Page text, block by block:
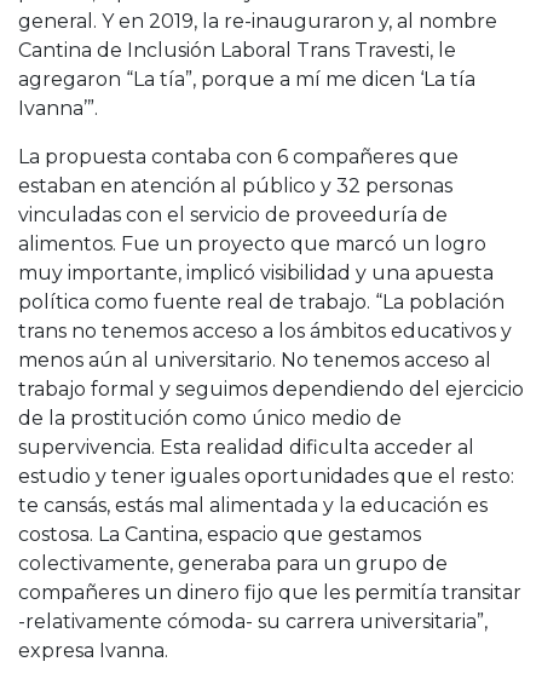
general. Y en 2019, la re-inauguraron y, al nombre
Cantina de Inclusión Laboral Trans Travesti, le
agregaron “La tía”, porque a mí me dicen ‘La tía
Ivanna’”.
La propuesta contaba con 6 compañeres que
estaban en atención al público y 32 personas
vinculadas con el servicio de proveeduría de
alimentos. Fue un proyecto que marcó un logro
muy importante, implicó visibilidad y una apuesta
política como fuente real de trabajo. “La población
trans no tenemos acceso a los ámbitos educativos y
menos aún al universitario. No tenemos acceso al
trabajo formal y seguimos dependiendo del ejercicio
de la prostitución como único medio de
supervivencia. Esta realidad dificulta acceder al
estudio y tener iguales oportunidades que el resto:
te cansás, estás mal alimentada y la educación es
costosa. La Cantina, espacio que gestamos
colectivamente, generaba para un grupo de
compañeres un dinero fijo que les permitía transitar
-relativamente cómoda- su carrera universitaria”,
expresa Ivanna.